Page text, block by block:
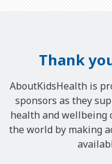
Thank
AboutKidsHealth is
sponsors as they
health and wellbeing
the world by making